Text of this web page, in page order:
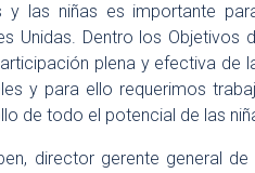
y las niñas es importante
Unidas. Dentro los
plena y efectiva de
y para ello requerimos
de todo el potencial de las
director gerente general